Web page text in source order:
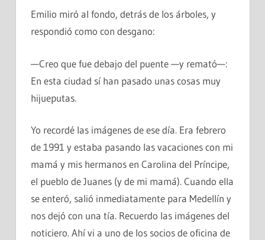
Emilio miró al fondo, detrás de los árboles, y
respondió como con desgano:
—Creo que fue debajo del puente —y remató—:
En esta ciudad sí han pasado unas cosas muy
hijueputas.
Yo recordé las imágenes de ese día. Era febrero
de 1991 y estaba pasando las vacaciones con mi
mamá y mis hermanos en Carolina del Príncipe,
el pueblo de Juanes (y de mi mamá). Cuando ella
se enteró, salió inmediatamente para Medellín y
nos dejó con una tía. Recuerdo las imágenes del
noticiero. Ahí vi a uno de los socios de oficina de